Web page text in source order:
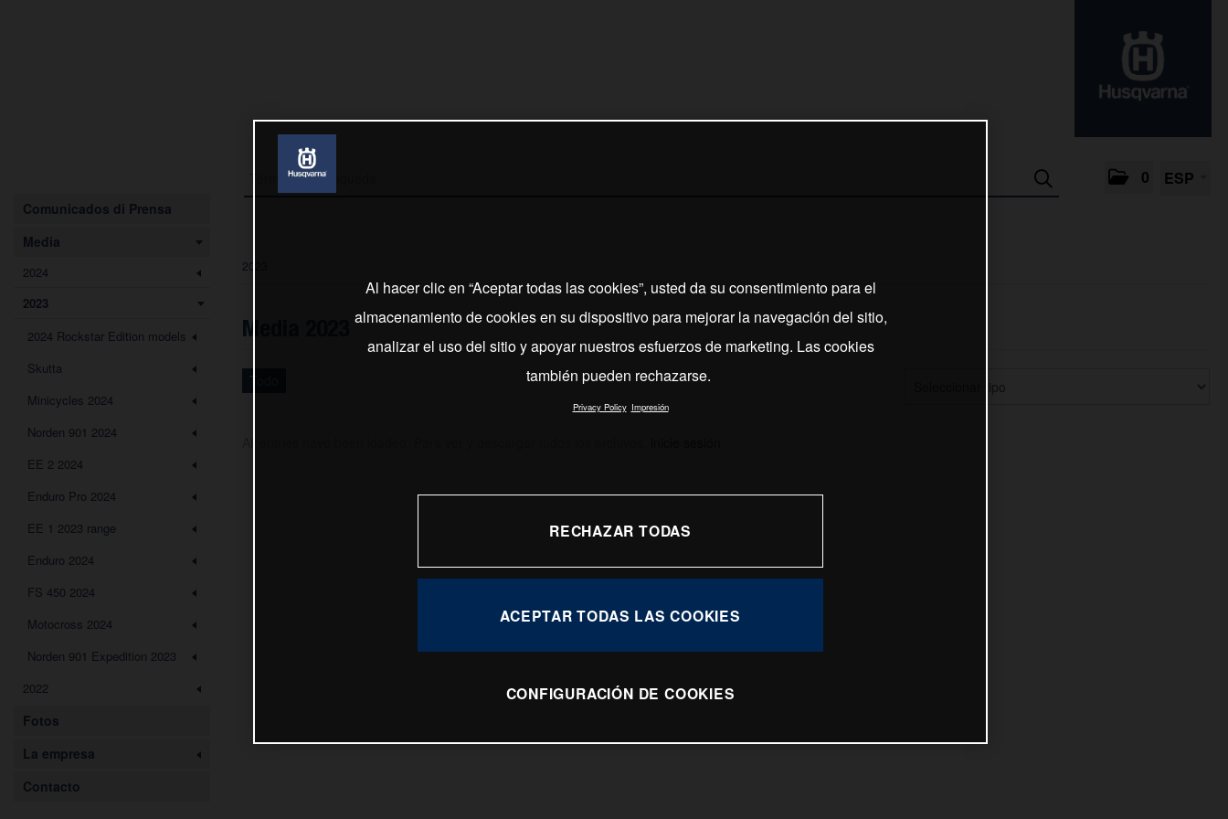
0 ESP
Comunicados di Prensa
Media
2024
2023
2024 Rockstar Edition models
Skutta
Minicycles 2024
Norden 901 2024
EE 2 2024
Enduro Pro 2024
EE 1 2023 range
Enduro 2024
FS 450 2024
Motocross 2024
Norden 901 Expedition 2023
2022
Fotos
La empresa
Contacto
2023
Media 2023
Todo
Al hacer clic en “Aceptar todas las cookies”, usted da su consentimiento para el
almacenamiento de cookies en su dispositivo para mejorar la navegación del sitio,
analizar el uso del sitio y apoyar nuestros esfuerzos de marketing. Las cookies
también pueden rechazarse.
Privacy Policy Impresión
RECHAZAR TODAS
ACEPTAR TODAS LAS COOKIES
CONFIGURACIÓN DE COOKIES